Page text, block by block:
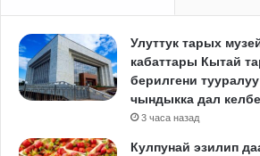
Улуттук тарых
кабаттары Кытай
берилгени
чындыкка дал
3 часа назад
Кулпунай эзилип